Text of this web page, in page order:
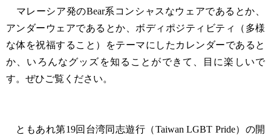
マレーシア発のBear系コンシャスなウェアであるとか、
アンダーウェアであるとか、ボディポジティビティ（多様
な体を祝福すること）をテーマにしたカレンダーであると
か、いろんなグッズを知ることができて、目に楽しいで
す。ぜひご覧ください。
ともあれ第19回台湾同志遊行（Taiwan LGBT Pride）の開